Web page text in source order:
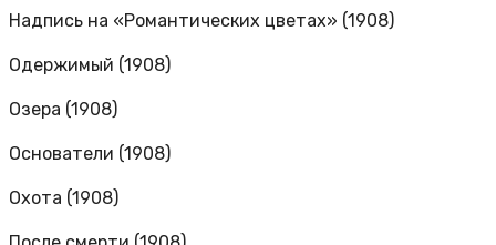
Надпись на «Романтических цветах» (1908)
Одержимый (1908)
Озера (1908)
Основатели (1908)
Охота (1908)